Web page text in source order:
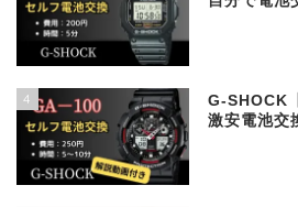
4
G-SHOCK
激安電池交